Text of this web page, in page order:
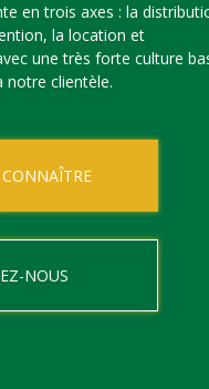
en trois axes : la
la location et
une très forte culture
notre clientèle.
NOUS